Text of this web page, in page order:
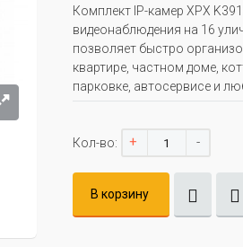
Комплект IP-камер XPX
видеонаблюдения на 16
позволяет быстро
квартире, частном доме,
парковке, автосервисе и
Кол-во: + -
В корзину